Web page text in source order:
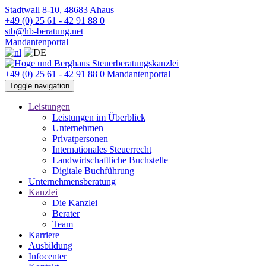
Stadtwall 8-10, 48683 Ahaus
+49 (0) 25 61 - 42 91 88 0
stb@hb-beratung.net
Mandantenportal
+49 (0) 25 61 - 42 91 88 0 Mandantenportal
Toggle navigation
Leistungen
Leistungen im Überblick
Unternehmen
Privatpersonen
Internationales Steuerrecht
Landwirtschaftliche Buchstelle
Digitale Buchführung
Unternehmensberatung
Kanzlei
Die Kanzlei
Berater
Team
Karriere
Ausbildung
Infocenter